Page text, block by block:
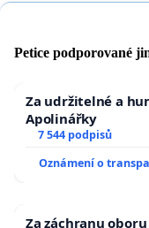
Petice podporované
Za udržitelné a
Apolinářky
7 544 podpisů
Oznámení o
Za záchranu